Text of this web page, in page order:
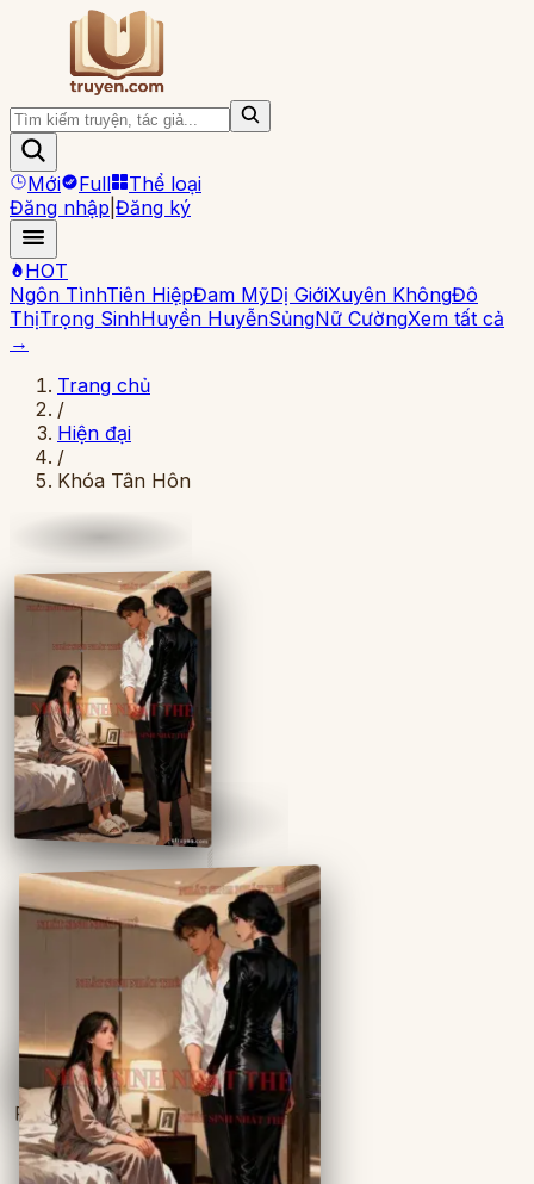
Mới Full
Thể loại
Đăng nhập Đăng ký
HOT
Ngôn TìnhTiên HiệpĐam MỹDị GiớiXuyên KhôngĐô
ThịTrọng SinhHuyền HuyễnSủngNữ CườngXem tất cả
→
Trang chủ
/
Hiện đại
/
Khóa Tân Hôn
Full